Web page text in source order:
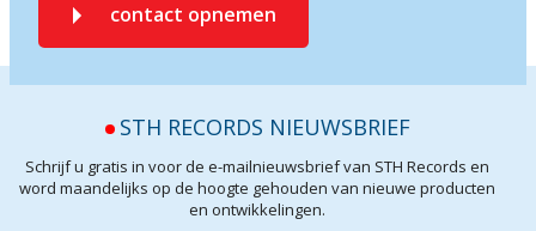
contact opnemen
STH RECORDS NIEUWSBRIEF
Schrijf u gratis in voor de e-mailnieuwsbrief van STH Records en
word maandelijks op de hoogte gehouden van nieuwe producten
en ontwikkelingen.